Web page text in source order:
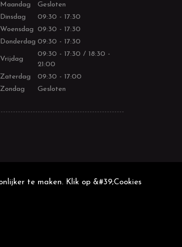
Maandag
Gesloten
Dinsdag
09:30 - 17:30
Woensdag 09:30 - 17:30
Donderdag 09:30 - 17:30
Vrijdag
09:30 - 17:30 / 18:30 -
21:00
Zaterdag
09:30 - 17:00
Zondag
Gesloten
te maken. Klik op &#39;Cookies